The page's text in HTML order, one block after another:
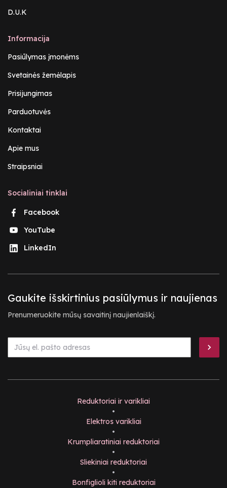
D.U.K
Informacija
Pasiūlymas įmonėms
Svetainės žemėlapis
Prisijungimas
Parduotuvės
Kontaktai
Apie mus
Straipsniai
Socialiniai tinklai
Facebook
YouTube
LinkedIn
Gaukite išskirtinius pasiūlymus ir naujienas
Prenumeruokite mūsų savaitinį naujienlaiškį.
Reduktoriai ir varikliai
•
Elektros varikliai
•
Krumpliaratiniai reduktoriai
•
Sliekiniai reduktoriai
•
Bonfiglioli kiti reduktoriai